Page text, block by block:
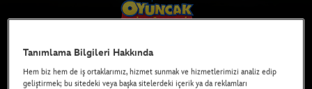
Sinemalarda
Tanımlama Bilgileri Hakkında
Hem biz hem de iş ortaklarımız, hizmet sunmak ve hizmetlerimizi analiz edip
geliştirmek; bu sitedeki veya başka sitelerdeki içerik ya da reklamları